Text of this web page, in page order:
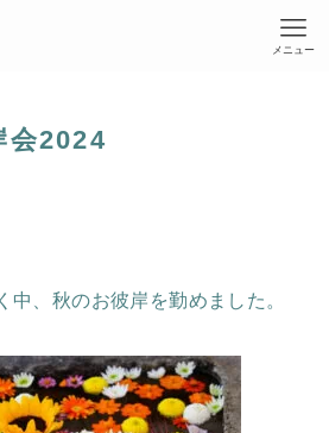
メニュー
会2024
中、秋のお彼岸を勤めました。